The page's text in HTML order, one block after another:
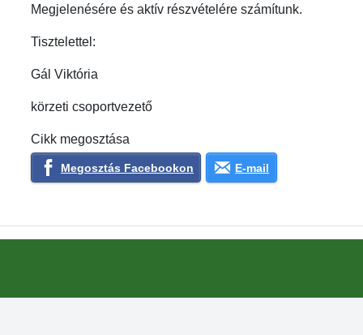
Megjelenésére és aktív részvételére számítunk.
Tisztelettel:
Gál Viktória
körzeti csoportvezető
Cikk megosztása
Megosztás Facebookon E-mail